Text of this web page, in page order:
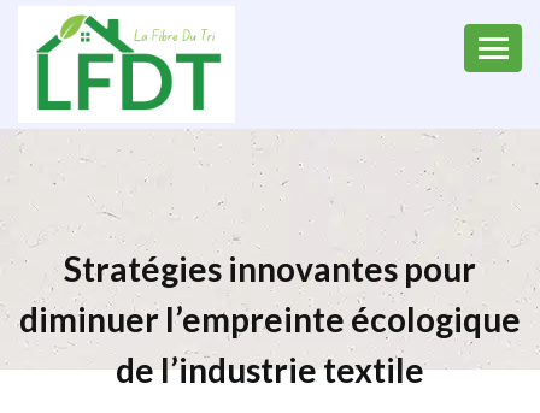
Stratégies innovantes pour
diminuer l’empreinte écologique
de l’industrie textile